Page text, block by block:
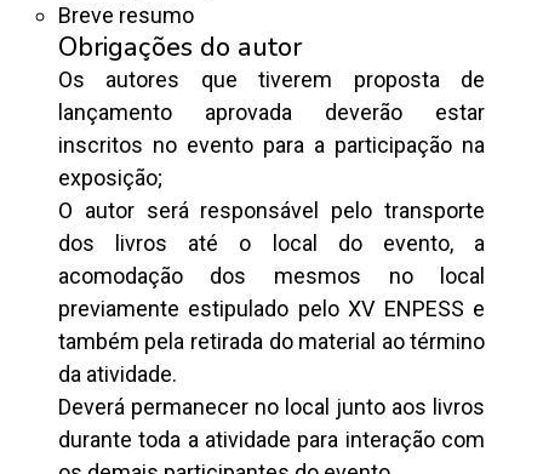
Breve resumo
Obrigações do autor
Os autores que tiverem proposta de
lançamento aprovada deverão estar
inscritos no evento para a participação na
exposição;
O autor será responsável pelo transporte
dos livros até o local do evento, a
acomodação dos mesmos no local
previamente estipulado pelo XV ENPESS e
também pela retirada do material ao término
da atividade.
Deverá permanecer no local junto aos livros
durante toda a atividade para interação com